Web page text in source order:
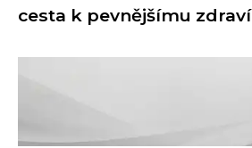
cesta k pevnějšímu zdraví